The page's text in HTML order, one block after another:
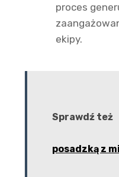
proces
ekipy.
Sprawdź też
posadzką z